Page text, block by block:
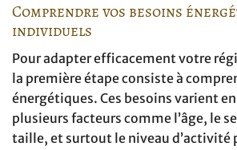
Comprendre vos besoins
individuels
Pour adapter efficacement votre
la première étape consiste à
énergétiques. Ces besoins varient
plusieurs facteurs comme l’âge, le
taille, et surtout le niveau d’activité